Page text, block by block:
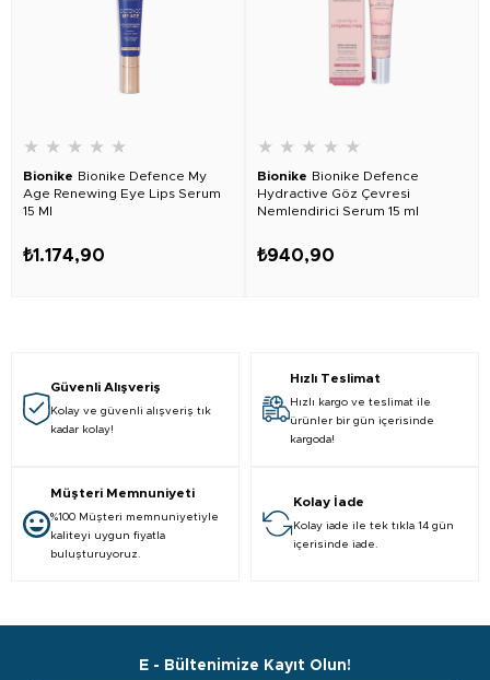
★ ★ ★ ★ ★
Bionike Bionike Defence My
Age Renewing Eye Lips Serum
15 Ml
₺1.174,90
★ ★ ★ ★ ★
Bionike Bionike Defence
Hydractive Göz Çevresi
Nemlendirici Serum 15 ml
₺940,90
Güvenli Alışveriş
Kolay ve güvenli alışveriş tık
kadar kolay!
Hızlı Teslimat
Hızlı kargo ve teslimat ile
ürünler bir gün içerisinde
kargoda!
Müşteri Memnuniyeti
%100 Müşteri memnuniyetiyle
kaliteyi uygun fiyatla
buluşturuyoruz.
Kolay İade
Kolay iade ile tek tıkla 14 gün
içerisinde iade.
E - Bültenimize Kayıt Olun!